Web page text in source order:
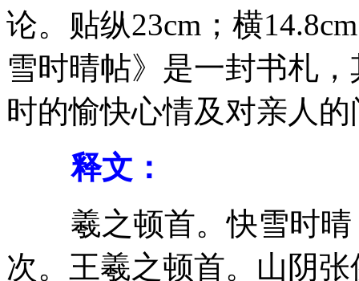
论。贴纵23cm；横
雪时晴帖》是一封书札
时的愉快心情及对亲人的
释文：
羲之顿首。快雪时晴
次。王羲之顿首。山阴张